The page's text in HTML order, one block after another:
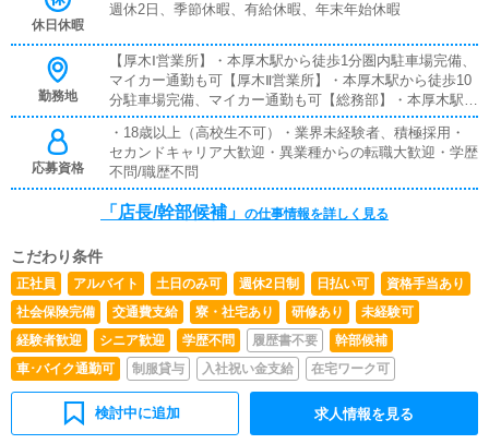
み、アイディアなどを反映し、お客様やコンパニオンさ
ます。
休日休暇
週休2日、季節休暇、有給休暇、年末年始休暇
勤務地
【厚木Ⅰ営業所】・本厚木駅から徒歩1分圏内駐車場完備、
マイカー通勤も可【厚木Ⅱ営業所】・本厚木駅から徒歩10
分駐車場完備、マイカー通勤も可【総務部】・本厚木駅か
ら徒歩5分圏内【小田原営業所】・小田原駅から徒歩3分
圏内駐車場完備、マイカー通勤も可【東横営業所】・武蔵
小杉駅から徒歩5分圏内駐車場完備、マイカー通勤も可
【池袋営業所】・池袋駅から徒歩5分圏内
応募資格
・18歳以上（高校生不可）・業界未経験者、積極採用・
セカンドキャリア大歓迎・異業種からの転職大歓迎・学歴
不問/職歴不問
「店長/幹部候補」 の仕事情報を詳しく見る
こだわり条件
正社員 アルバイト 土日のみ可 週休2日制 日払い可
資格手当あり
社会保険完備
交通費支給 寮・社宅あり 研修あり
未経験可
経験者歓迎
シニア歓迎 学歴不問 履歴書不要
幹部候補
車･バイク通勤可
制服貸与 入社祝い金支給 在宅ワーク可
検討中に追加 求人情報を見る